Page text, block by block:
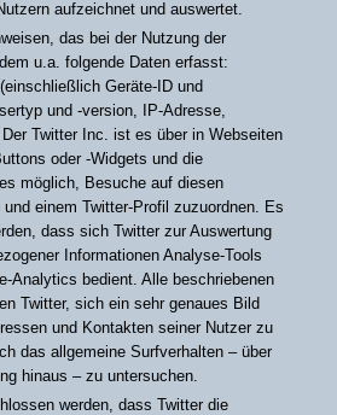
aufzeichnet und auswertet.
das bei der Nutzung der
u.a. folgende Daten erfasst:
Geräte-ID und
und -version, IP-Adresse,
Twitter Inc. ist es über in Webseiten
oder -Widgets und die
möglich, Besuche auf diesen
einem Twitter-Profil zuzuordnen. Es
dass sich Twitter zur Auswertung
Informationen Analyse-Tools
Analytics bedient. Alle beschriebenen
Twitter, sich ein sehr genaues Bild
und Kontakten seiner Nutzer zu
das allgemeine Surfverhalten – über
hinaus – zu untersuchen.
werden, dass Twitter die